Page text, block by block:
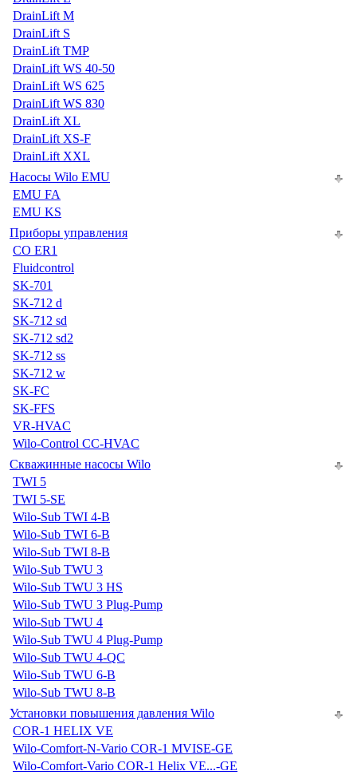
DrainLift M
DrainLift S
DrainLift TMP
DrainLift WS 40-50
DrainLift WS 625
DrainLift WS 830
DrainLift XL
DrainLift XS-F
DrainLift XXL
Насосы Wilo EMU
EMU FA
EMU KS
Приборы управления
CO ER1
Fluidcontrol
SK-701
SK-712 d
SK-712 sd
SK-712 sd2
SK-712 ss
SK-712 w
SK-FC
SK-FFS
VR-HVAC
Wilo-Control CC-HVAC
Скважинные насосы Wilo
TWI 5
TWI 5-SE
Wilo-Sub TWI 4-B
Wilo-Sub TWI 6-B
Wilo-Sub TWI 8-B
Wilo-Sub TWU 3
Wilo-Sub TWU 3 HS
Wilo-Sub TWU 3 Plug-Pump
Wilo-Sub TWU 4
Wilo-Sub TWU 4 Plug-Pump
Wilo-Sub TWU 4-QC
Wilo-Sub TWU 6-B
Wilo-Sub TWU 8-B
Установки повышения давления Wilo
COR-1 HELIX VE
Wilo-Comfort-N-Vario COR-1 MVISE-GE
Wilo-Comfort-Vario COR-1 Helix VE...-GE